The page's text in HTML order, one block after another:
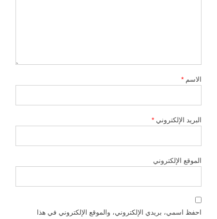
الاسم *
البريد الإلكتروني *
الموقع الإلكتروني
احفظ اسمي، بريدي الإلكتروني، والموقع الإلكتروني في هذا